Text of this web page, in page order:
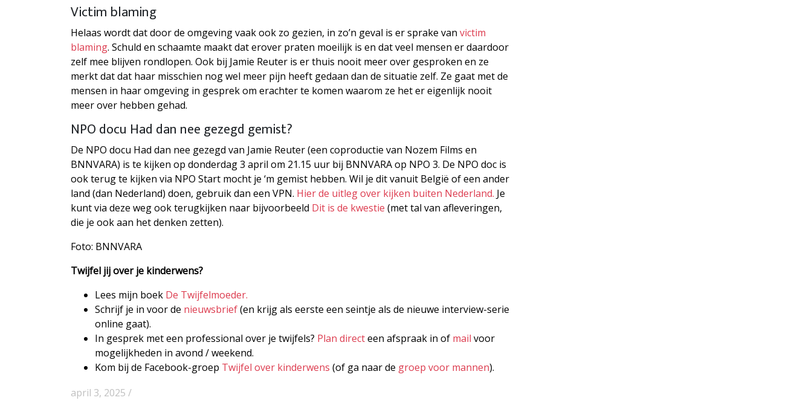
Victim blaming
Helaas wordt dat door de omgeving vaak ook zo gezien, in zo’n geval is er sprake van victim
blaming. Schuld en schaamte maakt dat erover praten moeilijk is en dat veel mensen er daardoor
zelf mee blijven rondlopen. Ook bij Jamie Reuter is er thuis nooit meer over gesproken en ze
merkt dat dat haar misschien nog wel meer pijn heeft gedaan dan de situatie zelf. Ze gaat met de
mensen in haar omgeving in gesprek om erachter te komen waarom ze het er eigenlijk nooit
meer over hebben gehad.
NPO docu Had dan nee gezegd gemist?
De NPO docu Had dan nee gezegd van Jamie Reuter (een coproductie van Nozem Films en
BNNVARA) is te kijken op donderdag 3 april om 21.15 uur bij BNNVARA op NPO 3. De NPO doc is
ook terug te kijken via NPO Start mocht je ‘m gemist hebben. Wil je dit vanuit België of een ander
land (dan Nederland) doen, gebruik dan een VPN. Hier de uitleg over kijken buiten Nederland. Je
kunt via deze weg ook terugkijken naar bijvoorbeeld Dit is de kwestie (met tal van afleveringen,
die je ook aan het denken zetten).
Foto: BNNVARA
Twijfel jij over je kinderwens?
Lees mijn boek De Twijfelmoeder.
Schrijf je in voor de nieuwsbrief(en krijg als eerste een seintje als de nieuwe interview-serie
online gaat).
In gesprek met een professional over je twijfels? Plan directeen afspraak in of mail voor
mogelijkheden in avond / weekend.
Kom bij de Facebook-groep Twijfel over kinderwens (of ga naar de groep voor mannen).
april 3, 2025 /